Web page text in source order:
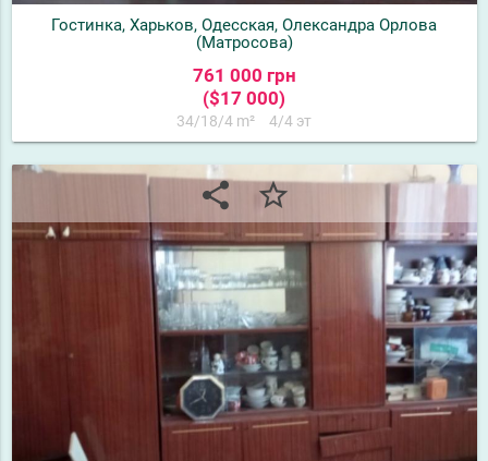
Гостинка, Харьков, Одесская, Олександра Орлова
(Матросова)
761 000 грн
($17 000)
34/18/4 m² 4/4 эт
share star_border